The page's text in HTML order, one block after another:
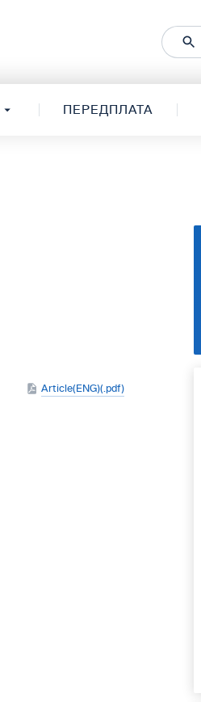
ПЕРЕДПЛАТА
Article(ENG)(.pdf)